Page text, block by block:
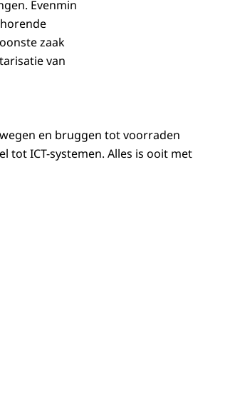
Evenmin
zaak
van
en bruggen tot voorraden
tot ICT-systemen. Alles is ooit met